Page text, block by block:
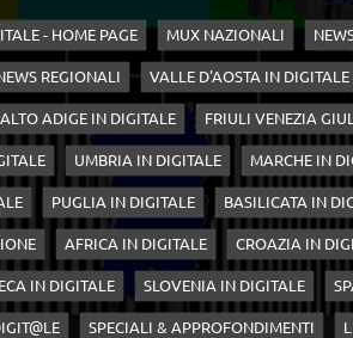
- HOME PAGE MUX NAZIONALI
REGIONALI VALLE D'AOSTA IN DIGITALE
ADIGE IN DIGITALE FRIULI VENEZIA
UMBRIA IN DIGITALE MARCHE IN
PUGLIA IN DIGITALE BASILICATA IN
AFRICA IN DIGITALE CROAZIA IN
IN DIGITALE SLOVENIA IN DIGITALE
SPECIALI & APPROFONDIMENTI